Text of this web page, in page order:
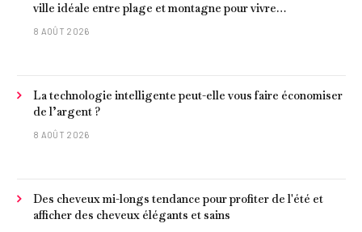
ville idéale entre plage et montagne pour vivre
tranquillement près de Barcelone
8 AOÛT 2026
La technologie intelligente peut-elle vous faire économiser
de l’argent ?
8 AOÛT 2026
Des cheveux mi-longs tendance pour profiter de l'été et
afficher des cheveux élégants et sains